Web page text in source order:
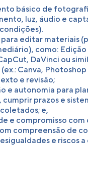
básico de
luz, áudio e
editar materiais
como: Edição
DaVinci ou
Canva,
e revisão;
e autonomia para
cumprir prazos e
e,
e compromisso
compreensão de
e riscos